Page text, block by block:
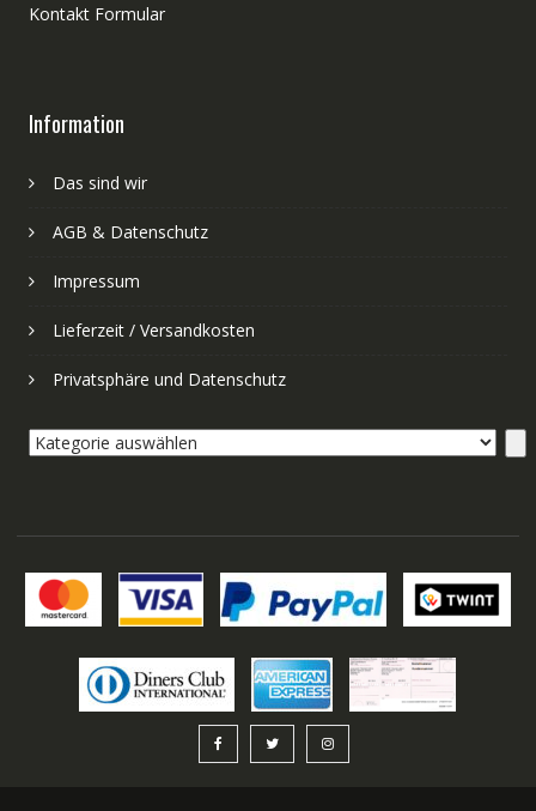
Kontakt Formular
Information
Das sind wir
AGB & Datenschutz
Impressum
Lieferzeit / Versandkosten
Privatsphäre und Datenschutz
Kategorie